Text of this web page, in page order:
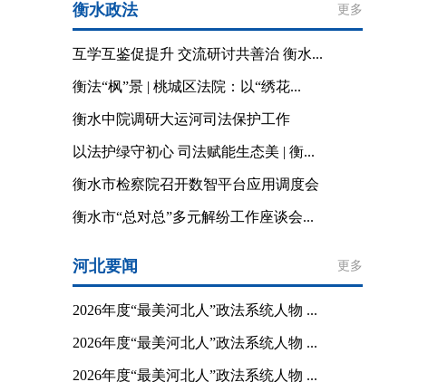
衡水政法 更多
互学互鉴促提升 交流研讨共善治 衡水...
衡法“枫”景 | 桃城区法院：以“绣花...
衡水中院调研大运河司法保护工作
以法护绿守初心 司法赋能生态美 | 衡...
衡水市检察院召开数智平台应用调度会
衡水市“总对总”多元解纷工作座谈会...
河北要闻 更多
2026年度“最美河北人”政法系统人物 ...
2026年度“最美河北人”政法系统人物 ...
2026年度“最美河北人”政法系统人物 ...